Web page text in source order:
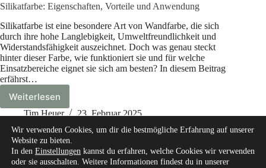
Silikatfarbe: Eigenschaften, Vorteile und Anwendung
Silikatfarbe ist eine besondere Art von Wandfarbe, die sich
durch ihre hohe Langlebigkeit, Umweltfreundlichkeit und
Widerstandsfähigkeit auszeichnet. Doch was genau steckt
hinter dieser Farbe, wie funktioniert sie und für welche
Einsatzbereiche eignet sie sich am besten? In diesem Beitrag
erfährst…
Weiterlesen
Silikatfarbe:
Eigenschaften,
und
Anwendung
Tim Heuer 23. Februar 2025
Wir verwenden Cookies, um dir die bestmögliche Erfahrung auf unserer
Website zu bieten.
In den Einstellungen kannst du erfahren, welche Cookies wir verwenden
oder sie ausschalten. Weitere Informationen findest du in unserer